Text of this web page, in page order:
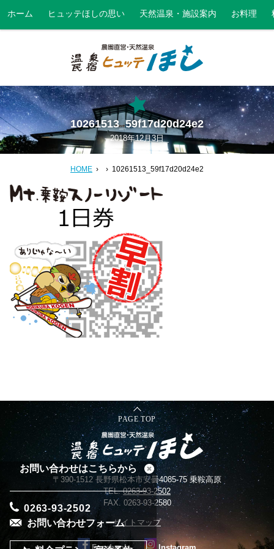
ホーム ヒュッテほしの思い 天然温泉・施設案内 お料理
10261513_59f17d20d24e2
2018年12月3日
HOME 10261513_59f17d20d24e2
PAGE TOP
〒390-1512 長野県松本市安曇4085-75 乗鞍高原
TEL.0263-93-2502
FAX. 0263-93-2580
サイトマップ
お問い合わせはこちらから
0263-93-2502
お問い合わせフォーム